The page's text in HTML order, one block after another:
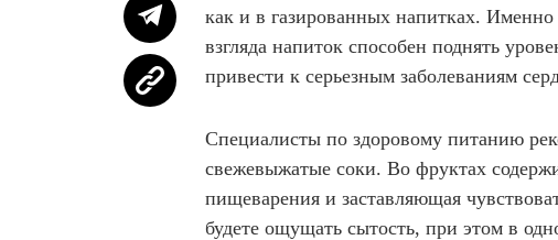
как и в газированных напитках.
взгляда напиток способен поднять
привести к серьезным заболеваниям
Специалисты по здоровому питанию
свежевыжатые соки. Во фруктах
пищеварения и заставляющая
будете ощущать сытость, при этом в